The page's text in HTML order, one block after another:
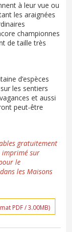
à leur vue ou
les araignées
championnes
de taille très
d’espèces
les sentiers
et aussi
peut-être
gratuitement
imprimé sur
le
les Maisons
PDF / 3.00MB)